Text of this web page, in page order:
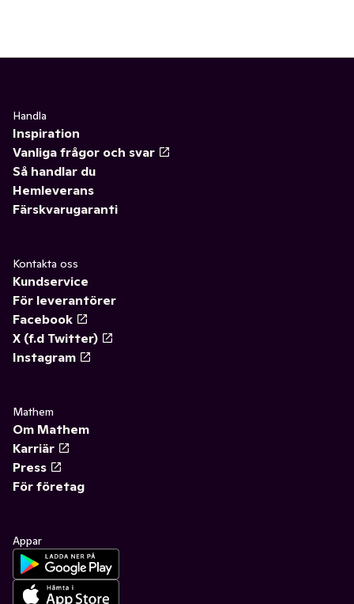
Handla
Inspiration
Vanliga frågor och svar
Så handlar du
Hemleverans
Färskvarugaranti
Kontakta oss
Kundservice
För leverantörer
Facebook
X (f.d Twitter)
Instagram
Mathem
Om Mathem
Karriär
Press
För företag
Appar